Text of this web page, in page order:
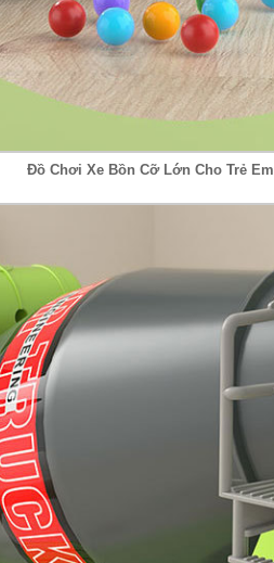
Đồ Chơi Xe Bồn Cỡ Lớn Cho Trẻ Em